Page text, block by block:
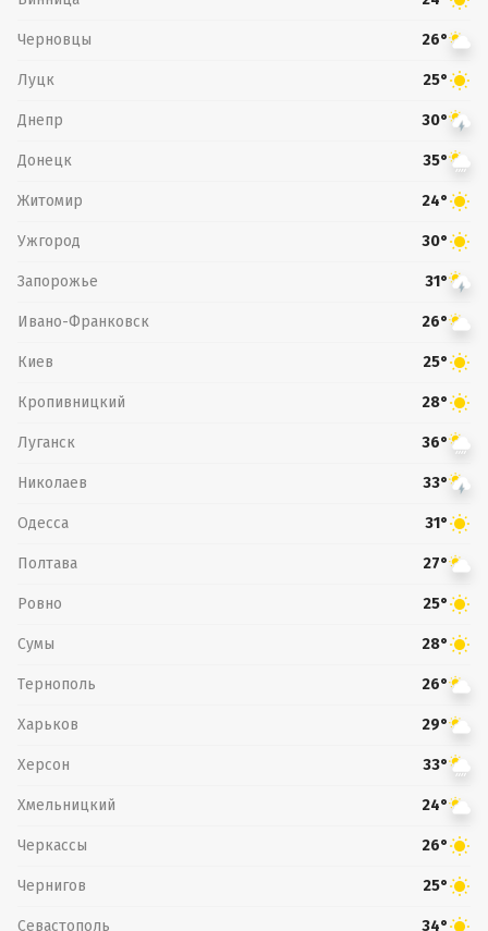
Черновцы 26°
Луцк 25°
Днепр 30°
Донецк 35°
Житомир 24°
Ужгород 30°
Запорожье 31°
Ивано-Франковск 26°
Киев 25°
Кропивницкий 28°
Луганск 36°
Николаев 33°
Одесса 31°
Полтава 27°
Ровно 25°
Сумы 28°
Тернополь 26°
Харьков 29°
Херсон 33°
Хмельницкий 24°
Черкассы 26°
Чернигов 25°
Севастополь 34°